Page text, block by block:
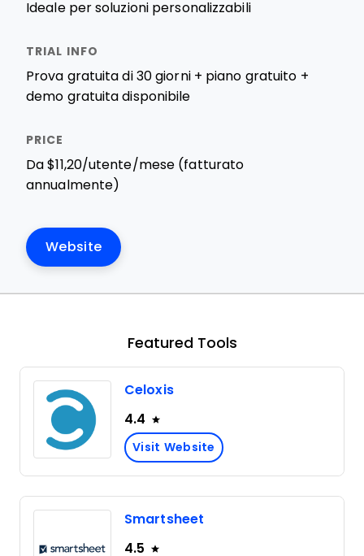
Ideale per soluzioni personalizzabili
Prova gratuita di 30 giorni + piano gratuito +
demo gratuita disponibile
Da $11,20/utente/mese (fatturato
annualmente)
Website
Featured Tools
Celoxis
4.4
Visit Website
Smartsheet
4.5